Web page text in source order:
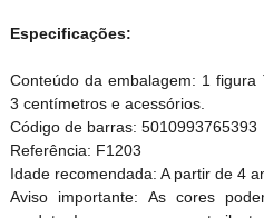
Especificações:
Conteúdo da embalagem: 1
3 centímetros e acessórios.
Código de barras: 5010993765393
Referência: F1203
Idade recomendada: A partir de 4
Aviso importante: As cores